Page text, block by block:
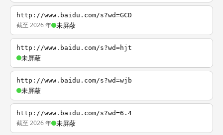
http://www.baidu.com/s?wd=GCD
截至 2026 年 未屏蔽
http://www.baidu.com/s?wd=hjt
未屏蔽
http://www.baidu.com/s?wd=wjb
未屏蔽
http://www.baidu.com/s?wd=6.4
截至 2026 年 未屏蔽